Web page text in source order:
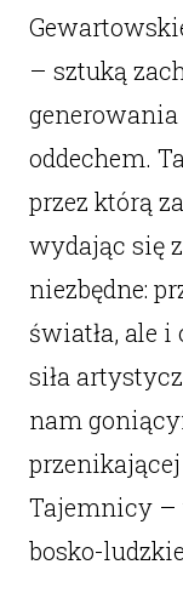
– sztuką
oddechem.
przez którą
wydając się
niezbędne:
światła, ale
siła
nam
Tajemnicy –
bosko-